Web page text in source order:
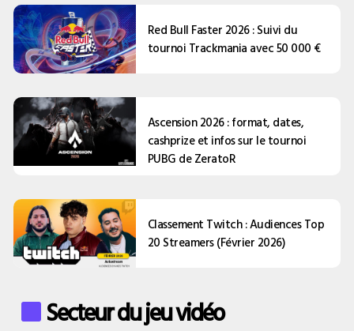
Red Bull Faster 2026 : Suivi du
tournoi Trackmania avec 50 000 €
Ascension 2026 : format, dates,
cashprize et infos sur le tournoi
PUBG de ZeratoR
Classement Twitch : Audiences Top
20 Streamers (Février 2026)
Secteur du jeu vidéo